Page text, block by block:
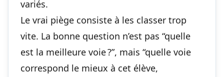
variés.
Le vrai piège consiste à les classer trop
vite. La bonne question n’est pas “quelle
est la meilleure voie ?”, mais “quelle voie
correspond le mieux à cet élève,